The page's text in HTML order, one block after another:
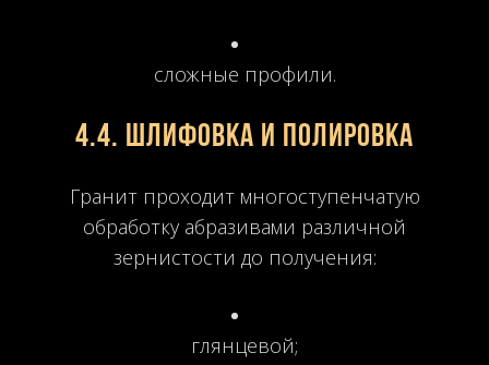
сложные профили.
4.4. Шлифовка и полировка
Гранит проходит многоступенчатую
обработку абразивами различной
зернистости до получения:
глянцевой;